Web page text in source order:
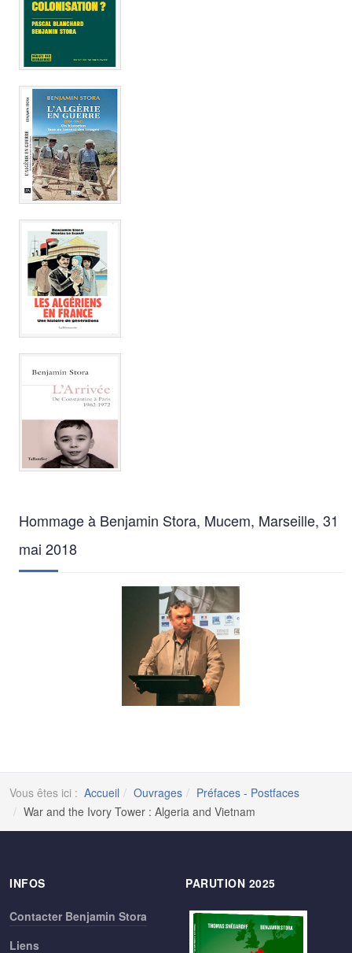
Hommage à Benjamin Stora, Mucem, Marseille, 31
mai 2018
Vous êtes ici : Accueil Ouvrages
Préfaces - Postfaces
War and the Ivory Tower : Algeria and Vietnam
INFOS
Contacter Benjamin Stora
Liens
PARUTION 2025